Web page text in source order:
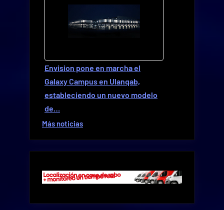
Envision pone en marcha el
Galaxy Campus en Ulanqab,
estableciendo un nuevo modelo
de…
Más noticias